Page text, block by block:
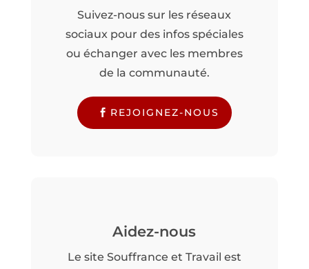
Suivez-nous sur les réseaux
sociaux pour des infos spéciales
ou échanger avec les membres
de la communauté.
REJOIGNEZ-NOUS
Aidez-nous
Le site Souffrance et Travail est